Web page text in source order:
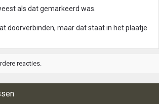
als dat gemarkeerd was.
doorverbinden, maar dat staat in het plaatje
reacties.